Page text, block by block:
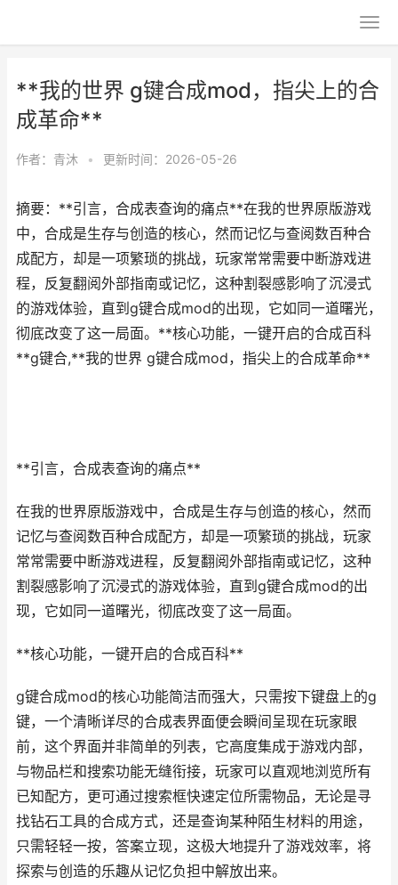
**我的世界 g键合成mod，指尖上的合
成革命**
作者： 青沐 • 更新时间：2026-05-26
摘要：**引言，合成表查询的痛点**在我的世界原版游戏
中，合成是生存与创造的核心，然而记忆与查阅数百种合
成配方，却是一项繁琐的挑战，玩家常常需要中断游戏进
程，反复翻阅外部指南或记忆，这种割裂感影响了沉浸式
的游戏体验，直到g键合成mod的出现，它如同一道曙光，
彻底改变了这一局面。**核心功能，一键开启的合成百科
**g键合,**我的世界 g键合成mod，指尖上的合成革命**
**引言，合成表查询的痛点**
在我的世界原版游戏中，合成是生存与创造的核心，然而
记忆与查阅数百种合成配方，却是一项繁琐的挑战，玩家
常常需要中断游戏进程，反复翻阅外部指南或记忆，这种
割裂感影响了沉浸式的游戏体验，直到g键合成mod的出
现，它如同一道曙光，彻底改变了这一局面。
**核心功能，一键开启的合成百科**
g键合成mod的核心功能简洁而强大，只需按下键盘上的g
键，一个清晰详尽的合成表界面便会瞬间呈现在玩家眼
前，这个界面并非简单的列表，它高度集成于游戏内部，
与物品栏和搜索功能无缝衔接，玩家可以直观地浏览所有
已知配方，更可通过搜索框快速定位所需物品，无论是寻
找钻石工具的合成方式，还是查询某种陌生材料的用途，
只需轻轻一按，答案立现，这极大地提升了游戏效率，将
探索与创造的乐趣从记忆负担中解放出来。